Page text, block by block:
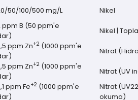
50/100/500 mg/L Nikel
ppm B (50 ppm'e
Nikel |
ppm Zn +2 (1000 ppm'e
Nitrat
ppm Zn +2 (1000 ppm'e
Nitrat (UV
ppm Fe +2 (1000 ppm'e
Nitrat
okuma)